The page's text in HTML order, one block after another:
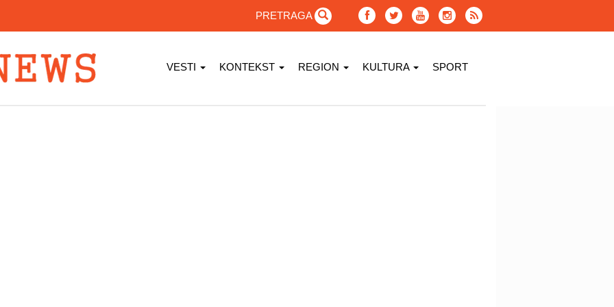
PRETRAGA
VESTI KONTEKST REGION KULTURA SPORT